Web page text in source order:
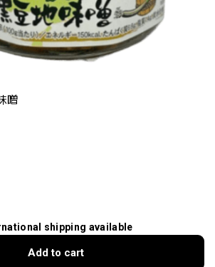
噌
shipping available
Add to cart